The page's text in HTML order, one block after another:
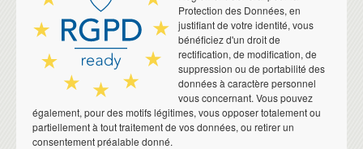
Protection des Données, en
justifiant de votre identité, vous
bénéficiez d'un droit de
rectification, de modification, de
suppression ou de portabilité des
données à caractère personnel
vous concernant. Vous pouvez
également, pour des motifs légitimes, vous opposer totalement ou
partiellement à tout traitement de vos données, ou retirer un
consentement préalable donné.